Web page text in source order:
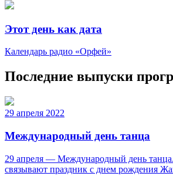
Этот день как дата
Календарь радио «Орфей»
Последние выпуски
29 апреля 2022
Международный день танца
29 апреля — Международный день
связывают праздник с днем рождения